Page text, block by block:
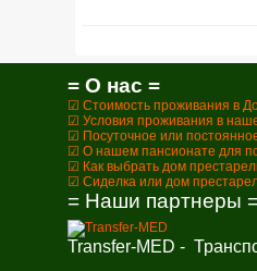
= О нас =
☑ Стоимость проживания в
☑ Условия проживания в
☑ Посуточное или
☑ О нашем пансионате для
☑ Как выбрать дом
☑ Сиделка или дом
= Наши партнеры
Transfer-MED -